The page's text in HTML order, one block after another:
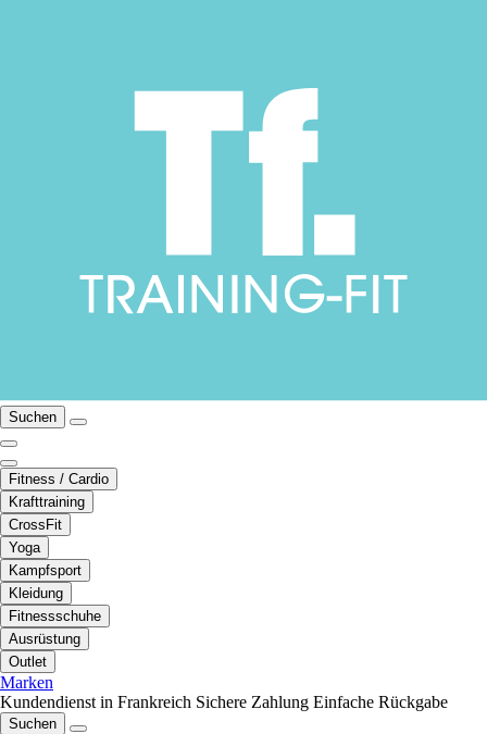
Suchen
Fitness / Cardio
Krafttraining
CrossFit
Yoga
Kampfsport
Kleidung
Fitnessschuhe
Ausrüstung
Outlet
Marken
Kundendienst in Frankreich Sichere Zahlung Einfache Rückgabe
Suchen